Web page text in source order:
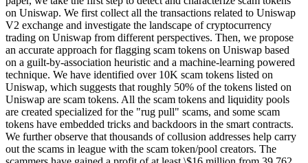
on Uniswap. We first collect all the transactions related to Uniswap
V2 exchange and investigate the landscape of cryptocurrency
trading on Uniswap from different perspectives. Then, we propose
an accurate approach for flagging scam tokens on Uniswap based
on a guilt-by-association heuristic and a machine-learning powered
technique. We have identified over 10K scam tokens listed on
Uniswap, which suggests that roughly 50% of the tokens listed on
Uniswap are scam tokens. All the scam tokens and liquidity pools
are created specialized for the "rug pull" scams, and some scam
tokens have embedded tricks and backdoors in the smart contracts.
We further observe that thousands of collusion addresses help carry
out the scams in league with the scam token/pool creators. The